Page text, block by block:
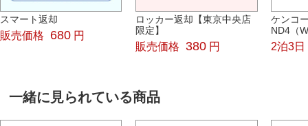
スマート返却
販売価格 680 円
ロッカー返却【東京中央店
限定】
販売価格 380 円
ケンコ
ND4（
2泊3日
一緒に見られている商品